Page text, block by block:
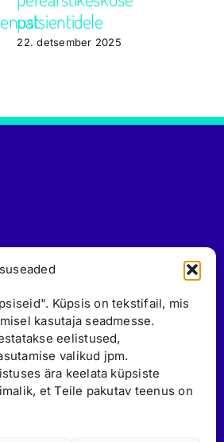
Küpsis on tekstifail, mis
kasutaja seadmesse.
eelistused,
valikud jpm.
ära keelata küpsiste
et Teile pakutav teenus on
patsientidele
22. detsember 2025